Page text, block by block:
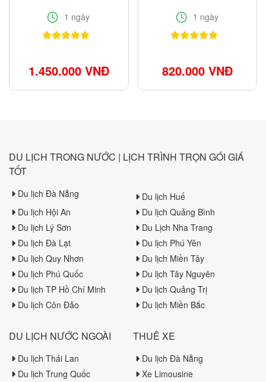
1 ngày
1.450.000 VNĐ
1 ngày
820.000 VNĐ
DU LỊCH TRONG NƯỚC | LỊCH TRÌNH TRỌN GÓI GIÁ
TỐT
Du lịch Đà Nẵng
Du lịch Huế
Du lịch Hội An
Du lịch Quảng Bình
Du lịch Lý Sơn
Du Lịch Nha Trang
Du lịch Đà Lạt
Du lịch Phú Yên
Du lịch Quy Nhơn
Du lịch Miền Tây
Du lịch Phú Quốc
Du lịch Tây Nguyên
Du lịch TP Hồ Chí Minh
Du lịch Quảng Trị
Du lịch Côn Đảo
Du lịch Miền Bắc
DU LỊCH NƯỚC NGOÀI
Du lịch Thái Lan
Du lịch Trung Quốc
THUÊ XE
Du lịch Đà Nẵng
Xe Limousine